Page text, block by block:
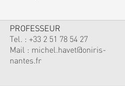
PROFESSEUR
Tel. : +33 2 51 78 54 27
Mail : michel.havet@oniris-
nantes.fr